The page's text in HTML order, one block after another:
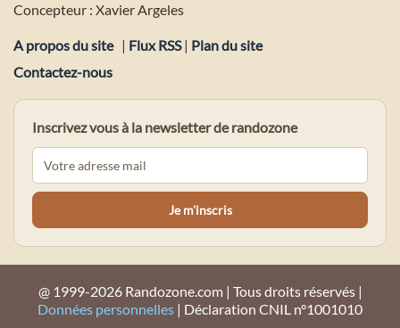
Concepteur : Xavier Argeles
A propos du site | Flux RSS| Plan du site
Contactez-nous
Inscrivez vous à la newsletter de randozone
@ 1999-2026 Randozone.com | Tous droits réservés |
Données personnelles | Déclaration CNIL n°1001010